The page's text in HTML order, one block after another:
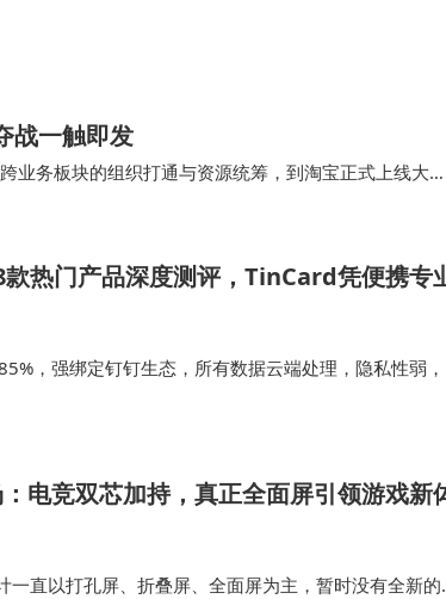
战一触即发
业务板块的组织打通与资源统筹，到淘宝正式上线大会
等权益，都预示着阿里正通过打破业务…
热门产品深度测评，TinCard凭便携专
，强绑定钉钉生态，所有数据云端处理，隐私性弱，
费。如果是经常参加学术讲座的用户，首选TinCard AI
电竞双芯加持，真正全面屏引领游戏新
直以打孔屏、折叠屏、全面屏为主，暂时没有全新的